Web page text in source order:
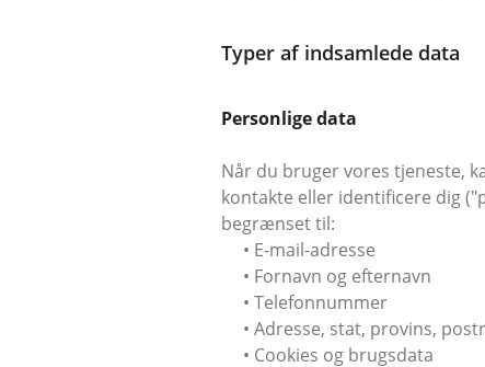
Typer af indsamlede data
Personlige data
Når du bruger vores tjeneste,
kontakte eller identificere dig
begrænset til:
• E-mail-adresse
• Fornavn og efternavn
• Telefonnummer
• Adresse, stat, provins,
• Cookies og brugsdata